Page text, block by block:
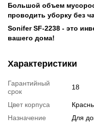
Большой объем
проводить уборку без
Sonifer SF-2238 - это
вашего дома!
Характеристики
Гарантийный
срок
18
Цвет корпуса
Назначение
Для